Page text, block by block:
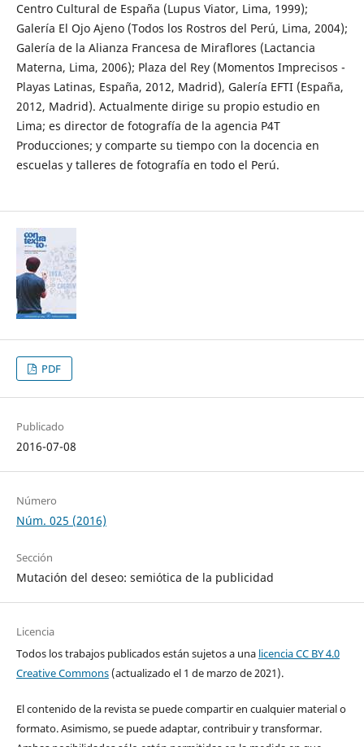
Centro Cultural de España (Lupus Viator, Lima, 1999);
Galería El Ojo Ajeno (Todos los Rostros del Perú, Lima, 2004);
Galería de la Alianza Francesa de Miraflores (Lactancia
Materna, Lima, 2006); Plaza del Rey (Momentos Imprecisos -
Playas Latinas, España, 2012, Madrid), Galería EFTI (España,
2012, Madrid). Actualmente dirige su propio estudio en
Lima; es director de fotografía de la agencia P4T
Producciones; y comparte su tiempo con la docencia en
escuelas y talleres de fotografía en todo el Perú.
PDF
Publicado
2016-07-08
Número
Núm. 025 (2016)
Sección
Mutación del deseo: semiótica de la publicidad
Licencia
Todos los trabajos publicados están sujetos a una licencia CC BY 4.0
Creative Commons(actualizado el 1 de marzo de 2021).
El contenido de la revista se puede compartir en cualquier material o
formato. Asimismo, se puede adaptar, contribuir y transformar.